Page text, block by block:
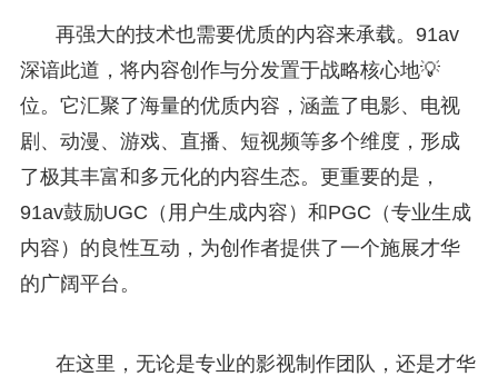
再强大的技术也需要优质的内容来承载。91av
深谙此道，将内容创作与分发置于战略核心地💡
位。它汇聚了海量的优质内容，涵盖了电影、电视
剧、动漫、游戏、直播、短视频等多个维度，形成
了极其丰富和多元化的内容生态。更重要的是，
91av鼓励UGC（用户生成内容）和PGC（专业生成
内容）的良性互动，为创作者提供了一个施展才华
的广阔平台。
在这里，无论是专业的影视制作团队，还是才华